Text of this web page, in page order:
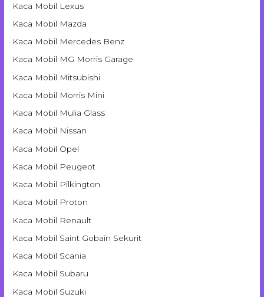
Kaca Mobil Lexus
Kaca Mobil Mazda
Kaca Mobil Mercedes Benz
Kaca Mobil MG Morris Garage
Kaca Mobil Mitsubishi
Kaca Mobil Morris Mini
Kaca Mobil Mulia Glass
Kaca Mobil Nissan
Kaca Mobil Opel
Kaca Mobil Peugeot
Kaca Mobil Pilkington
Kaca Mobil Proton
Kaca Mobil Renault
Kaca Mobil Saint Gobain Sekurit
Kaca Mobil Scania
Kaca Mobil Subaru
Kaca Mobil Suzuki